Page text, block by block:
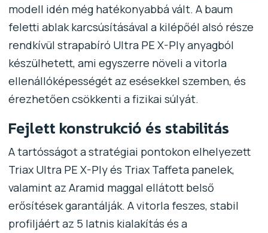
modell idén még hatékonyabbá vált. A baum
feletti ablak karcsúsításával a kilépőél alsó része
rendkívül strapabíró Ultra PE X-Ply anyagból
készülhetett, ami egyszerre növeli a vitorla
ellenállóképességét az esésekkel szemben, és
érezhetően csökkenti a fizikai súlyát.
Fejlett konstrukció és stabilitás
A tartósságot a stratégiai pontokon elhelyezett
Triax Ultra PE X-Ply és Triax Taffeta panelek,
valamint az Aramid maggal ellátott belső
erősítések garantálják. A vitorla feszes, stabil
profiljáért az 5 latnis kialakítás és a